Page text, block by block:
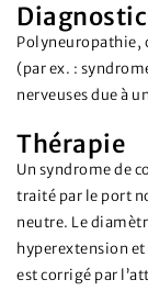
Polyneuropathie,
(par ex. :
nerveuses due à
Thérapie
Un syndrome de
traité par le port
neutre. Le
hyperextension
est corrigé par